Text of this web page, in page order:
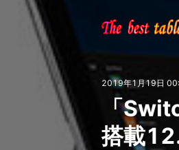
2019年1月19日
「
搭載